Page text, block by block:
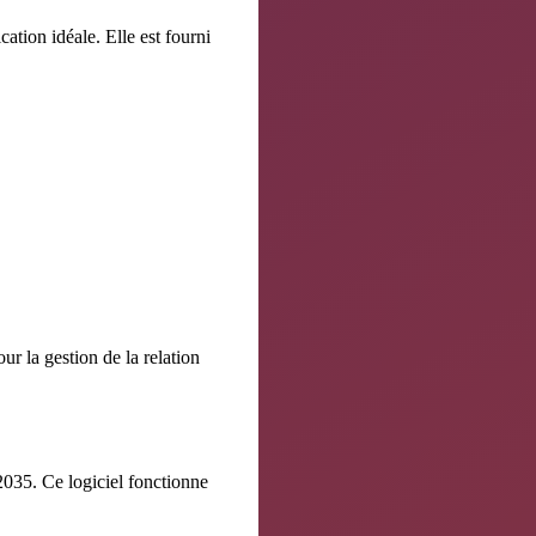
idéale. Elle est fourni
la gestion de la relation
Ce logiciel fonctionne